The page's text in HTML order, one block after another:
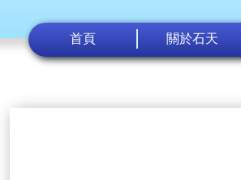
首頁 關於石天